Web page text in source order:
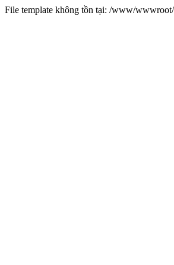
File template không tồn tại: /www/